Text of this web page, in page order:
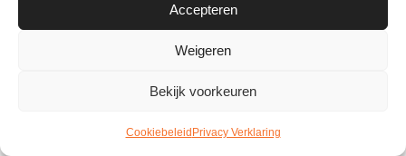
Accepteren
Weigeren
Bekijk voorkeuren
Cookiebeleid Privacy Verklaring